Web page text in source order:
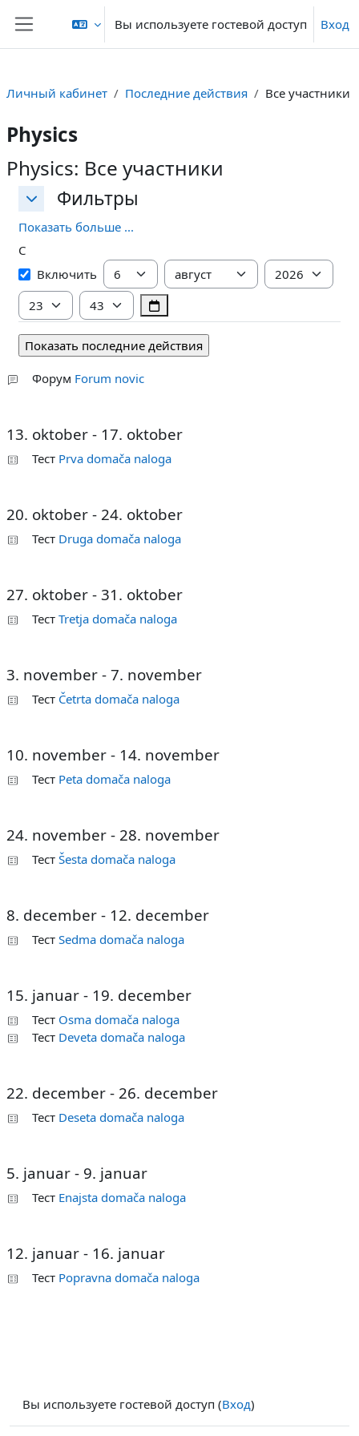
Перейти к основному содержанию
Боковая панель
Вы используете гостевой доступ Вход
Личный кабинет Последние действия Все участники
Physics
Physics: Все участники
Фильтры
ФильтрыФильтры
Показать больше ...
С
С Включить День Месяц
Год
Час
Минута
Форум Forum novic
13. oktober - 17. oktober
Тест Prva domača naloga
20. oktober - 24. oktober
Тест Druga domača naloga
27. oktober - 31. oktober
Тест Tretja domača naloga
3. november - 7. november
Тест Četrta domača naloga
10. november - 14. november
Тест Peta domača naloga
24. november - 28. november
Тест Šesta domača naloga
8. december - 12. december
Тест Sedma domača naloga
15. januar - 19. december
Тест Osma domača naloga
Тест Deveta domača naloga
22. december - 26. december
Тест Deseta domača naloga
5. januar - 9. januar
Тест Enajsta domača naloga
12. januar - 16. januar
Тест Popravna domača naloga
Вы используете гостевой доступ (Вход)